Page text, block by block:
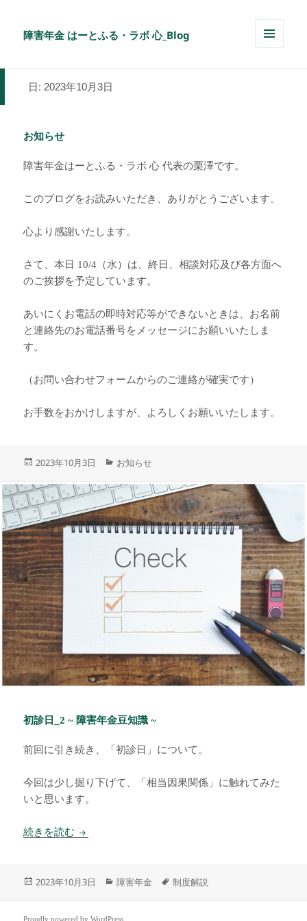
障害年金 はーとふる・ラボ 心_Blog
日: 2023年10月3日
お知らせ
障害年金はーとふる・ラボ 心 代表の栗澤です。
このブログをお読みいただき、ありがとうございます。
心より感謝いたします。
さて、本日 10/4（水）は、終日、相談対応及び各方面へ
のご挨拶を予定しています。
あいにくお電話の即時対応等ができないときは、お名前
と連絡先のお電話番号をメッセージにお願いいたしま
す。
（お問い合わせフォームからのご連絡が確実です）
お手数をおかけしますが、よろしくお願いいたします。
投
日:
2023年10月3日
カ
ゴ
リ
ー
お知らせ
初診日_2 ~ 障害年金豆知識 ~
前回に引き続き、「初診日」について。
今回は少し掘り下げて、「相当因果関係」に触れてみた
いと思います。
続きを読む 初診日_2 ~ 障害年金豆知識 ~
投
2023年10月3日
カ
リ
障害年金
タ
制度解説
Proudly powered by WordPress